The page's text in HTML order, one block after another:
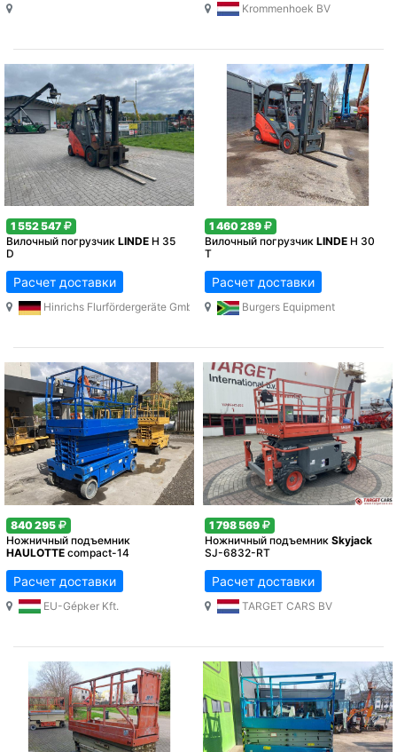
Krommenhoek BV
1 552 547
Вилочный погрузчик LINDE H 35
D
Расчет доставки
Hinrichs Flurfördergeräte GmbH u. Co KG
1 460 289
Вилочный погрузчик LINDE H 30
T
Расчет доставки
Burgers Equipment
840 295
Ножничный подъемник
HAULOTTE compact-14
Расчет доставки
EU-Gépker Kft.
1 798 569
Ножничный подъемник Skyjack
SJ-6832-RT
Расчет доставки
TARGET CARS BV